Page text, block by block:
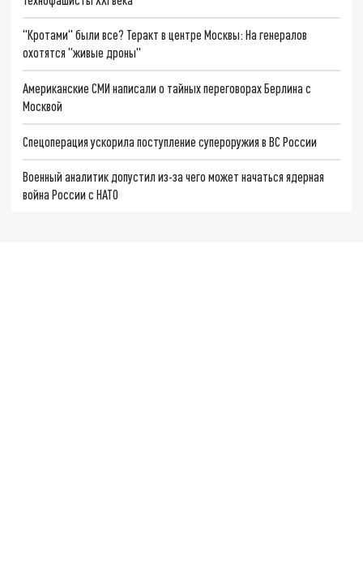
"Кротами" были все? Теракт в центре Москвы: На генералов
охотятся "живые дроны"
Американские СМИ написали о тайных переговорах Берлина с
Москвой
Спецоперация ускорила поступление супероружия в ВС России
Военный аналитик допустил из-за чего может начаться ядерная
война России с НАТО